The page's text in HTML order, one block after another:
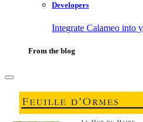
Developers
Integrate Calameo into
From the blog